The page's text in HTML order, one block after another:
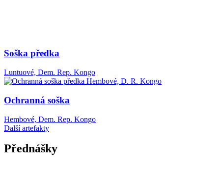
Soška předka
Luntuové, Dem. Rep. Kongo
Ochranná soška
Hembové, Dem. Rep. Kongo
Další artefakty
Přednášky